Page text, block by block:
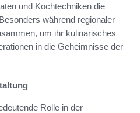
und Kochtechniken die
während regionaler
um ihr kulinarisches
in die Geheimnisse der
Rolle in der